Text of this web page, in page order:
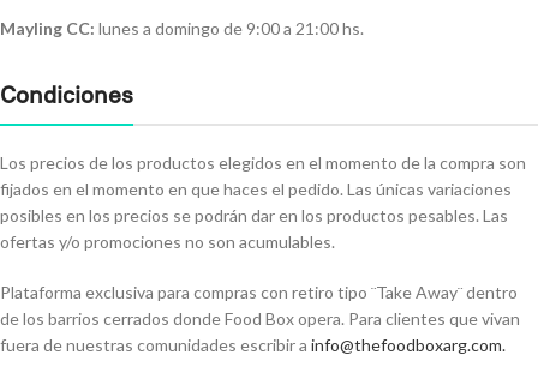
Mayling CC: lunes a domingo de 9:00 a 21:00 hs.
Condiciones
Los precios de los productos elegidos en el momento de la compra son
fijados en el momento en que haces el pedido. Las únicas variaciones
posibles en los precios se podrán dar en los productos pesables. Las
ofertas y/o promociones no son acumulables.
Plataforma exclusiva para compras con retiro tipo ¨Take Away¨ dentro
de los barrios cerrados donde Food Box opera. Para clientes que vivan
fuera de nuestras comunidades escribir a info@thefoodboxarg.com.